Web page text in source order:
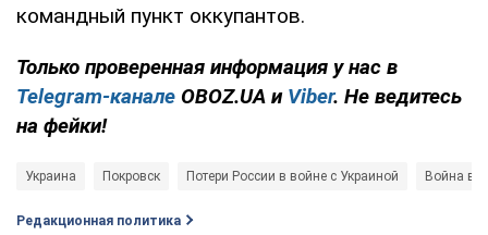
командный пункт оккупантов.
Только проверенная информация у нас в
Telegram-канале OBOZ.UA и Viber. Не ведитесь
на фейки!
Украина Покровск Потери России в войне с Украиной Война в
Редакционная политика